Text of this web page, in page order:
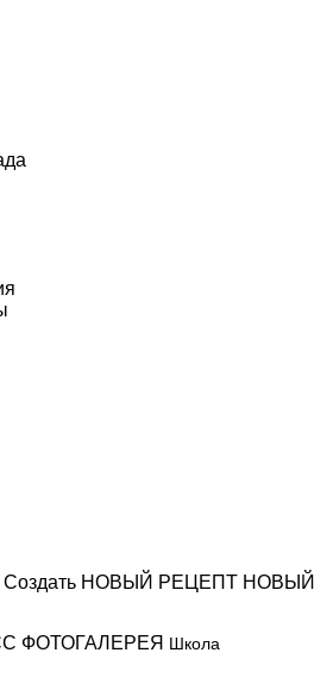
Создать НОВЫЙ РЕЦЕПТ НОВЫЙ
ФОТОГАЛЕРЕЯ Школа